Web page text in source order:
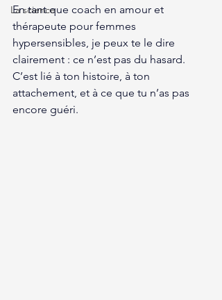
La science
En tant que coach en amour et
thérapeute pour femmes
hypersensibles, je peux te le dire
clairement : ce n’est pas du hasard.
C’est lié à ton histoire, à ton
attachement, et à ce que tu n’as pas
encore guéri.